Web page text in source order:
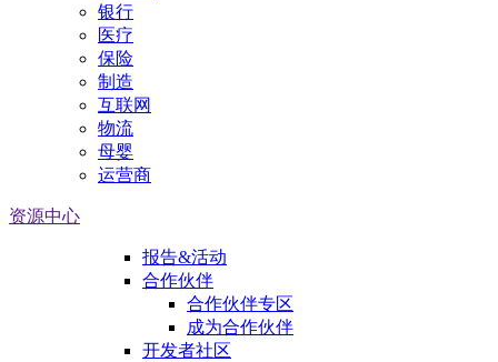
银行
医疗
保险
制造
互联网
物流
母婴
运营商
资源中心
报告&活动
合作伙伴
合作伙伴专区
成为合作伙伴
开发者社区